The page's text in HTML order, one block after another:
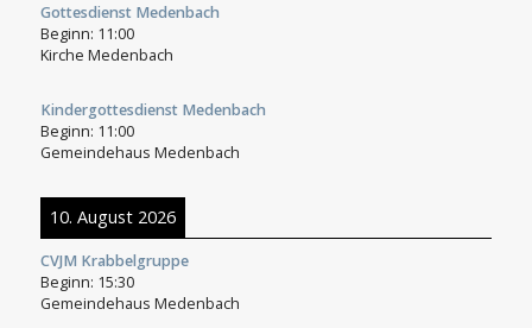
Gottesdienst Medenbach
Beginn: 11:00
Kirche Medenbach
Kindergottesdienst Medenbach
Beginn: 11:00
Gemeindehaus Medenbach
10. August 2026
CVJM Krabbelgruppe
Beginn: 15:30
Gemeindehaus Medenbach